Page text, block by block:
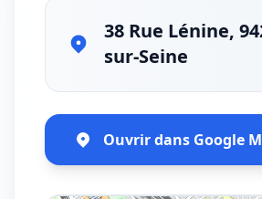
38 Rue Lénine,
sur-Seine
Ouvrir dans Google